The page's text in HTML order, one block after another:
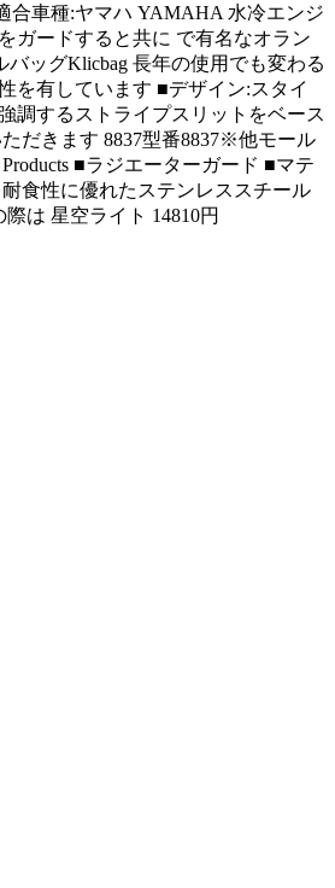
合車種:ヤマハ YAMAHA 水冷エンジ
ガードすると共に で有名なオラン
バッグKlicbag 長年の使用でも変わる
を有しています ■デザイン:スタイ
調するストライプスリットをベース
だきます 8837型番8837※他モール
■ラジエーターガード ■マテ
食性に優れたステンレススチール
は 星空ライト 14810円